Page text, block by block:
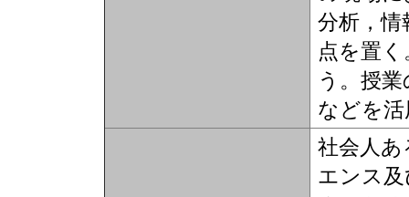
分析，情
点を置
う。授
などを
社会人
エンス